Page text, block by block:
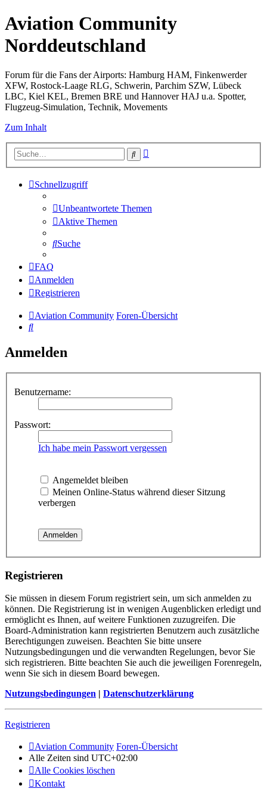
Aviation Community
Norddeutschland
Forum für die Fans der Airports: Hamburg HAM, Finkenwerder
XFW, Rostock-Laage RLG, Schwerin, Parchim SZW, Lübeck
LBC, Kiel KEL, Bremen BRE und Hannover HAJ u.a. Spotter,
Flugzeug-Simulation, Technik, Movements
Zum Inhalt
Suche
Schnellzugriff
Unbeantwortete Themen
Aktive Themen
Suche
FAQ
Anmelden
Registrieren
Aviation Community Foren-Übersicht
Suche
Anmelden
Benutzername:
Passwort:
Ich habe mein Passwort vergessen
Angemeldet bleiben
Meinen Online-Status während dieser Sitzung
verbergen
Registrieren
Sie müssen in diesem Forum registriert sein, um sich anmelden zu
können. Die Registrierung ist in wenigen Augenblicken erledigt und
ermöglicht es Ihnen, auf weitere Funktionen zuzugreifen. Die
Board-Administration kann registrierten Benutzern auch zusätzliche
Berechtigungen zuweisen. Beachten Sie bitte unsere
Nutzungsbedingungen und die verwandten Regelungen, bevor Sie
sich registrieren. Bitte beachten Sie auch die jeweiligen Forenregeln,
wenn Sie sich in diesem Board bewegen.
Nutzungsbedingungen | Datenschutzerklärung
Registrieren
Aviation Community Foren-Übersicht
Alle Zeiten sind UTC+02:00
Alle Cookies löschen
Kontakt